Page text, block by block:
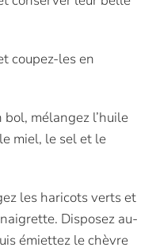
coupez-les en
mélangez l’huile
miel, le sel et le
les haricots verts et
Disposez au-
émiettez le chèvre